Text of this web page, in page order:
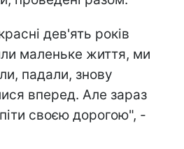
дев'ять років
маленьке життя, ми
падали, знову
вперед. Але зараз
своєю дорогою", -